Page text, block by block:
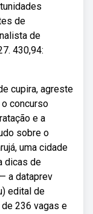
de
de
430,94:
cupira, agreste
concurso
e a
sobre o
uma cidade
dicas de
a dataprev
edital de
236 vagas e